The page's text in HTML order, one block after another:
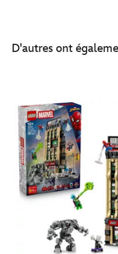
D'autres ont